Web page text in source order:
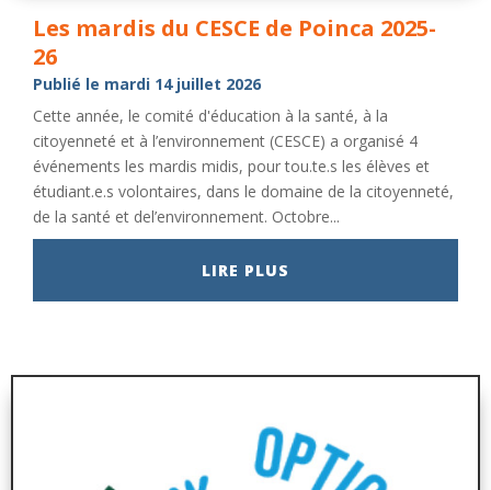
Les mardis du CESCE de Poinca 2025-
26
Publié le mardi 14 juillet 2026
Cette année, le comité d'éducation à la santé, à la
citoyenneté et à l’environnement (CESCE) a organisé 4
événements les mardis midis, pour tou.te.s les élèves et
étudiant.e.s volontaires, dans le domaine de la citoyenneté,
de la santé et del’environnement. Octobre...
LIRE PLUS